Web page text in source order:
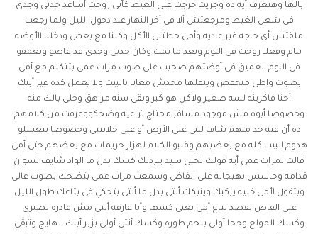
بالها وهتعرف أيه ده وجريت خرجت على الغيط كأنى روحت أساعد جدتى وجدى
فى شغل الغيط ومرجعتش ألا فى أخر النهار عند دخول الليل ولما رجعت
ملقتش أى حاجه غير عاديه وأمى حطتلى الأكل وكلنا مع بعض ودخلنا الأوضه
ننام وفعلا روحت فى النوم وبعد ما نمت وكان جدتى وجدى قد غاصو وتعمقو
فى النوم العميق فى أوضتهم صحيت على صوت مرات عمى بتتكلم مع أمى
بصوت واطى منخفض وبتقلها محدش معانا بالبيت ولا يعمل كده غير أبنك
أحنا فاكرينه لسه صغير ولاكن هو كبر وبقى سنه مراهق وخلى بالك منه
وخصوصا أبوه مش موجود مسافر محتاج تراعيه وضحكووعرفت من كلامهم
ده أن فيه حد منهم شاف لبنى على الأرض أو على جلابيتى وخصوصا بيغسلو
هدوم البيت كله مع بعضيهم وقلبو الكلام لهزار حريمات مع بعضهم حتى أمى
قالت لمرات عمى أيه قولك تخلى سيد يبردلك كسك بدل ما الواد شايف نسوان
قدامه وحاسس بهيجانه على الفاض وسمعت مرات عمى بتضحك بصوت عالى
وبتقول لأمى خليه يركبك وينيكك أنتى بدل ما أنتى بتحكي فى بتاعك طول الليل
على الفاض تقصد بتاع أمى يعنى كسها وأنا عارفه أنتى مش قادره تصبرى
وكسك المولع وجحا أولى بلحم طوره وكسك أنتى أولى بزبر أبنك الهايج وتبقى